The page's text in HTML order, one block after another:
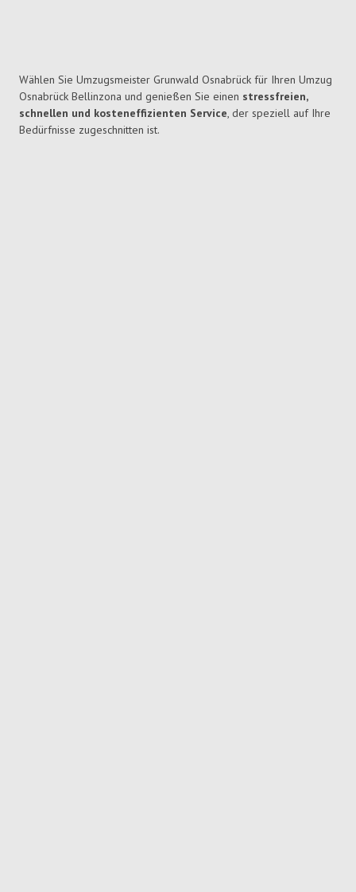
Wählen Sie Umzugsmeister Grunwald Osnabrück für Ihren Umzug
Osnabrück Bellinzona und genießen Sie einen stressfreien,
schnellen und kosteneffizienten Service, der speziell auf Ihre
Bedürfnisse zugeschnitten ist.